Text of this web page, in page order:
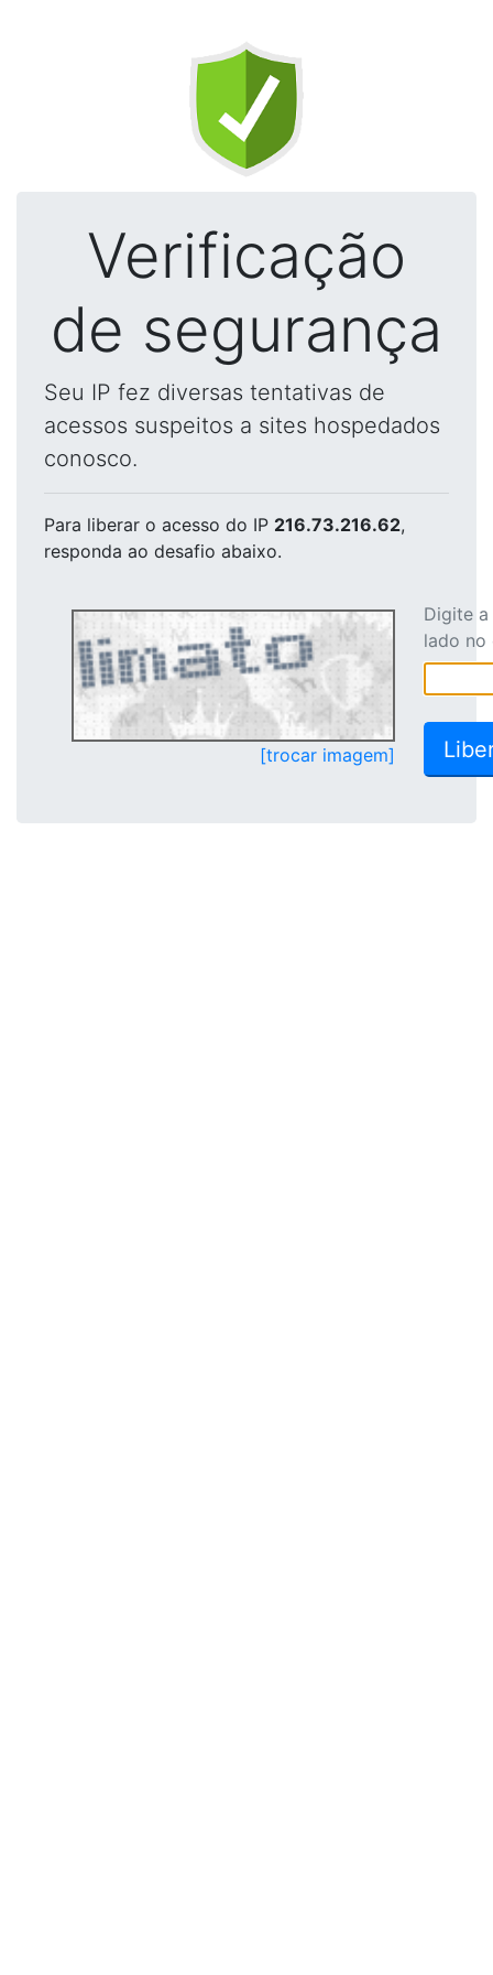
Verificação
de segurança
Seu IP fez diversas tentativas de
acessos suspeitos a sites hospedados
conosco.
Para liberar o acesso do IP 216.73.216.62,
responda ao desafio abaixo.
[trocar imagem]
Digite
lado no